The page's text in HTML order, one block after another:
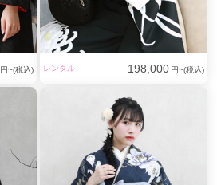
円~(税込) レンタル 198,000 円~(税込)